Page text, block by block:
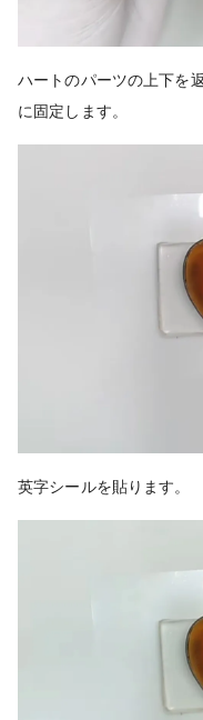
ハートのパーツの上下を返
に固定します。
英字シールを貼ります。